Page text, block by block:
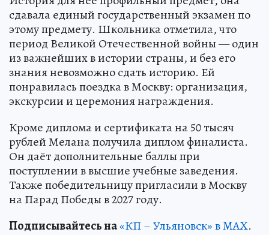
сдавала единый государственный экзамен по
этому предмету. Школьника отметила, что
период Великой Отечественной войны — один
из важнейших в истории страны, и без его
знания невозможно сдать историю. Ей
понравилась поездка в Москву: организация,
экскурсии и церемония награждения.
Кроме диплома и сертификата на 50 тысяч
рублей Мелана получила диплом финалиста.
Он даёт дополнительные баллы при
поступлении в высшие учебные заведения.
Также победительницу пригласили в Москву
на Парад Победы в 2027 году.
Подписывайтесь на«КП – Ульяновск» в MAX.